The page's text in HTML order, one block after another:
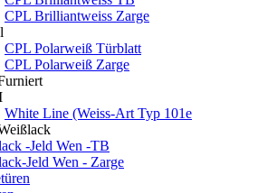
CPL Brilliantweiss Zarge
CPL Polarweiß Türblatt
CPL Polarweiß Zarge
White Line (Weiss-Art Typ 101e
-Jeld Wen -TB
Jeld Wen - Zarge